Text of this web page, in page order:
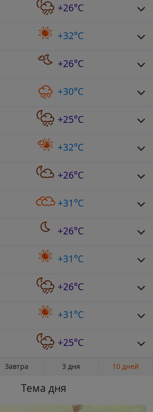
+26°C
+32°C
+26°C
+30°C
+25°C
+32°C
+26°C
+31°C
+26°C
+31°C
+26°C
+31°C
+25°C
Завтра 3 дня 10 дней
Тема дня